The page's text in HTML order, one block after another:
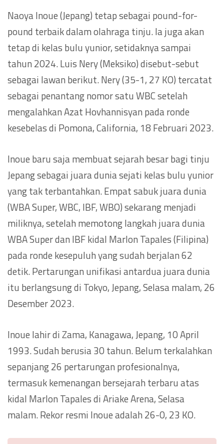
Naoya Inoue (Jepang) tetap sebagai pound-for-
pound terbaik dalam olahraga tinju. Ia juga akan
tetap di kelas bulu yunior, setidaknya sampai
tahun 2024. Luis Nery (Meksiko) disebut-sebut
sebagai lawan berikut. Nery (35-1, 27 KO) tercatat
sebagai penantang nomor satu WBC setelah
mengalahkan Azat Hovhannisyan pada ronde
kesebelas di Pomona, California, 18 Februari 2023.
Inoue baru saja membuat sejarah besar bagi tinju
Jepang sebagai juara dunia sejati kelas bulu yunior
yang tak terbantahkan. Empat sabuk juara dunia
(WBA Super, WBC, IBF, WBO) sekarang menjadi
miliknya, setelah memotong langkah juara dunia
WBA Super dan IBF kidal Marlon Tapales (Filipina)
pada ronde kesepuluh yang sudah berjalan 62
detik. Pertarungan unifikasi antardua juara dunia
itu berlangsung di Tokyo, Jepang, Selasa malam, 26
Desember 2023.
Inoue lahir di Zama, Kanagawa, Jepang, 10 April
1993. Sudah berusia 30 tahun. Belum terkalahkan
sepanjang 26 pertarungan profesionalnya,
termasuk kemenangan bersejarah terbaru atas
kidal Marlon Tapales di Ariake Arena, Selasa
malam. Rekor resmi Inoue adalah 26-0, 23 KO.